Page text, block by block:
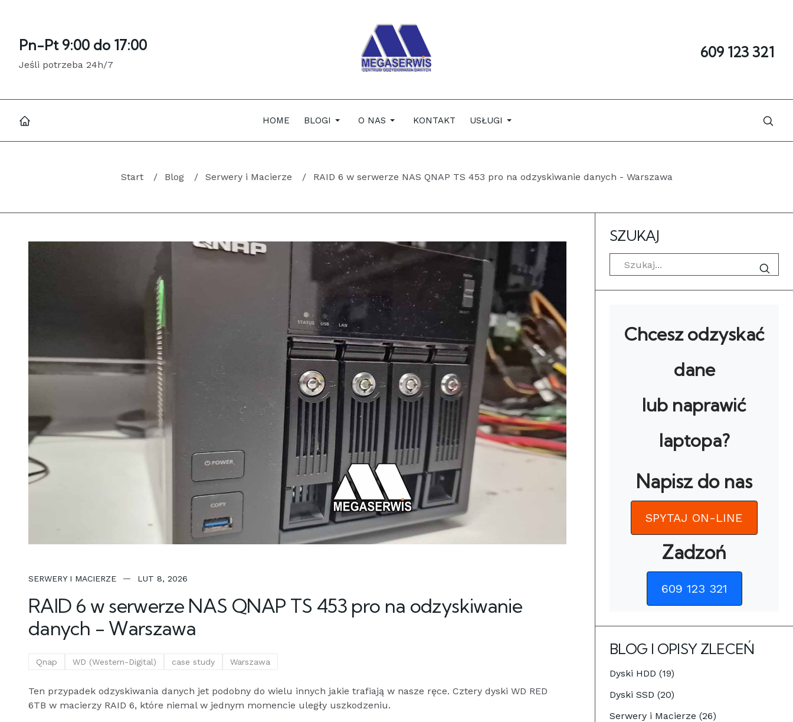
Pn-Pt 9:00 do 17:00
Jeśli potrzeba 24h/7
609 123 321
HOME BLOGI O NAS KONTAKT USŁUGI
Start Blog Serwery i Macierze RAID 6 w serwerze NAS QNAP TS 453 pro na odzyskiwanie danych - Warszawa
SERWERY I MACIERZE LUT 8, 2026
RAID 6 w serwerze NAS QNAP TS 453 pro na odzyskiwanie
danych - Warszawa
Qnap WD (Western-Digital) case study Warszawa
Ten przypadek odzyskiwania danych jet podobny do wielu innych jakie trafiają w nasze ręce. Cztery dyski WD RED
6TB w macierzy RAID 6, które niemal w jednym momencie uległy uszkodzeniu.
SZUKAJ
Szukaj
Chcesz odzyskać
dane
lub naprawić
laptopa?
Napisz do nas
SPYTAJ ON-LINE
Zadzoń
609 123 321
BLOG I OPISY ZLECEŃ
Dyski HDD (19)
Dyski SSD (20)
Serwery i Macierze (26)